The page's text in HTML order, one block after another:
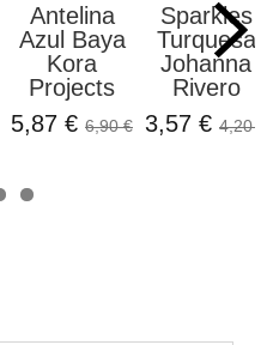
Antelina
Azul Baya
Kora
Projects
5,87 € 6,90 €
Sparkles
Turquesa
Johanna
Rivero
3,57 € 4,20 €